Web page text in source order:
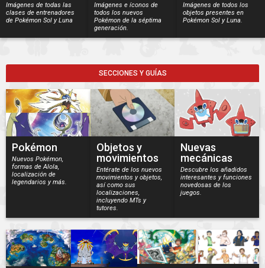
Imágenes de todas las
clases de entrenadores
de Pokémon Sol y Luna
Imágenes e íconos de
todos los nuevos
Pokémon de la séptima
generación.
Imágenes de todos los
objetos presentes en
Pokémon Sol y Luna.
SECCIONES Y GUÍAS
Pokémon
Nuevos Pokémon,
formas de Alola,
localización de
legendarios y más.
Objetos y
movimientos
Entérate de los nuevos
movimientos y objetos,
así como sus
localizaciones,
incluyendo MTs y
tutores.
Nuevas
mecánicas
Descubre los añadidos
interesantes y funciones
novedosas de los
juegos.